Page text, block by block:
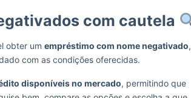
com cautela
obter um empréstimo com nome negativado,
com as condições oferecidas.
disponíveis no mercado, permitindo que